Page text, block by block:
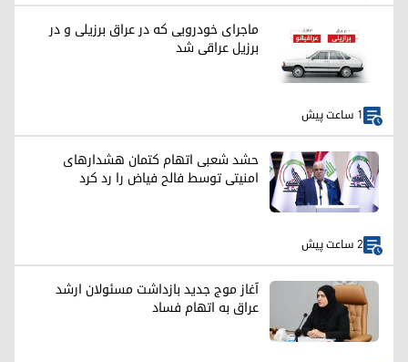
ماجرای خودرویی که در عراق برزیلی و در
برزیل عراقی شد
1 ساعت پیش
حشد شعبی اتهام کتمان هشدارهای
امنیتی توسط فالح فیاض را رد کرد
2 ساعت پیش
آغاز موج جدید بازداشت مسئولان ارشد
عراق به اتهام فساد